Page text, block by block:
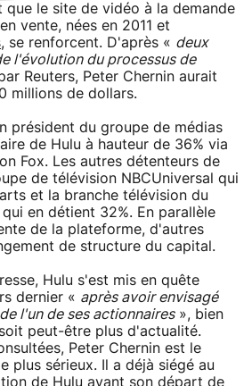
que le site de vidéo à la demande
vente, nées en 2011 et
, se renforcent. D'après « deux
l'évolution du processus de
Reuters, Peter Chernin aurait
millions de dollars.
président du groupe de médias
de Hulu à hauteur de 36% via
Fox. Les autres détenteurs de
de télévision NBCUniversal qui
et la branche télévision du
en détient 32%. En parallèle
de la plateforme, d'autres
de structure du capital.
Hulu s'est mis en quête
dernier « après avoir envisagé
l'un de ses actionnaires», bien
peut-être plus d'actualité.
Peter Chernin est le
plus sérieux. Il a déjà siégé au
de Hulu avant son départ de